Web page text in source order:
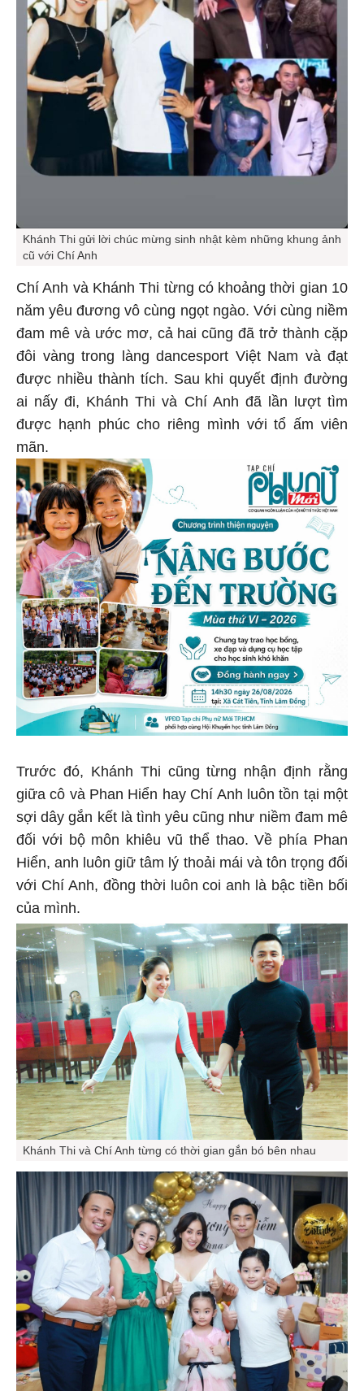
Khánh Thi gửi lời chúc mừng sinh nhật kèm những khung ảnh
cũ với Chí Anh
Chí Anh và Khánh Thi từng có khoảng thời gian 10
năm yêu đương vô cùng ngọt ngào. Với cùng niềm
đam mê và ước mơ, cả hai cũng đã trở thành cặp
đôi vàng trong làng dancesport Việt Nam và đạt
được nhiều thành tích. Sau khi quyết định đường
ai nấy đi, Khánh Thi và Chí Anh đã lần lượt tìm
được hạnh phúc cho riêng mình với tổ ấm viên
mãn.
Trước đó, Khánh Thi cũng từng nhận định rằng
giữa cô và Phan Hiển hay Chí Anh luôn tồn tại một
sợi dây gắn kết là tình yêu cũng như niềm đam mê
đối với bộ môn khiêu vũ thể thao. Về phía Phan
Hiển, anh luôn giữ tâm lý thoải mái và tôn trọng đối
với Chí Anh, đồng thời luôn coi anh là bậc tiền bối
của mình.
Khánh Thi và Chí Anh từng có thời gian gắn bó bên nhau